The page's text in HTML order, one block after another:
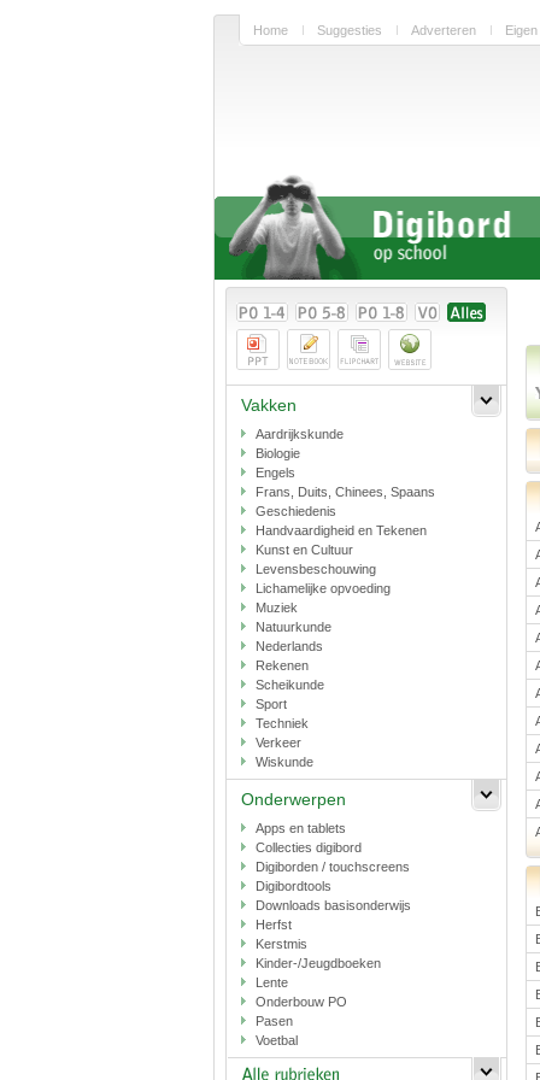
Home Suggesties Adverteren
Vakken
Aardrijkskunde
Biologie
Engels
Frans, Duits, Chinees, Spaans
Geschiedenis
Handvaardigheid en Tekenen
Kunst en Cultuur
Levensbeschouwing
Lichamelijke opvoeding
Muziek
Natuurkunde
Nederlands
Rekenen
Scheikunde
Sport
Techniek
Verkeer
Wiskunde
Onderwerpen
Apps en tablets
Collecties digibord
Digiborden / touchscreens
Digibordtools
Downloads basisonderwijs
Herfst
Kerstmis
Kinder-/Jeugdboeken
Lente
Onderbouw PO
Pasen
Voetbal